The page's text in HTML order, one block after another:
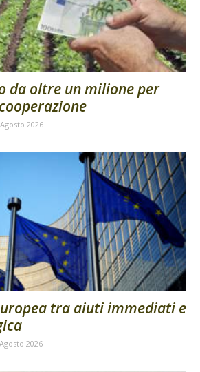
da oltre un milione per
2026
tra aiuti immediati e
2026